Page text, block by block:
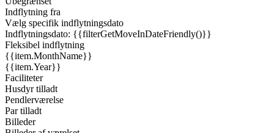
Indflytning fra
Vælg specifik indflytningsdato
Indflytningsdato: {{filterGetMoveInDateFriendly()}}
Fleksibel indflytning
{{item.MonthName}}
{{item.Year}}
Faciliteter
Husdyr tilladt
Pendlerværelse
Par tilladt
Billeder